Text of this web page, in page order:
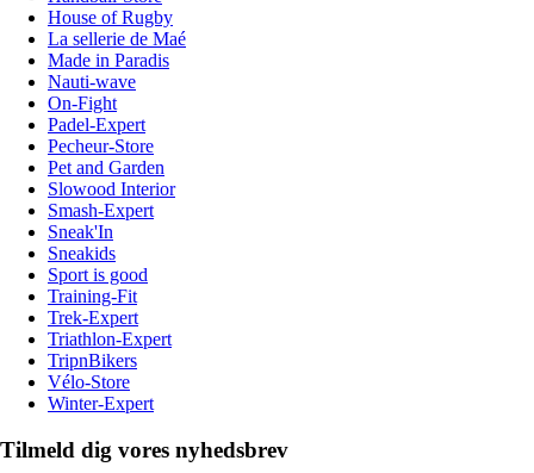
House of Rugby
La sellerie de Maé
Made in Paradis
Nauti-wave
On-Fight
Padel-Expert
Pecheur-Store
Pet and Garden
Slowood Interior
Smash-Expert
Sneak'In
Sneakids
Sport is good
Training-Fit
Trek-Expert
Triathlon-Expert
TripnBikers
Vélo-Store
Winter-Expert
Tilmeld dig vores nyhedsbrev